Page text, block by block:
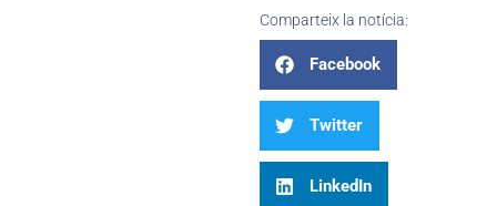
Comparteix la notícia:
Facebook
Twitter
LinkedIn